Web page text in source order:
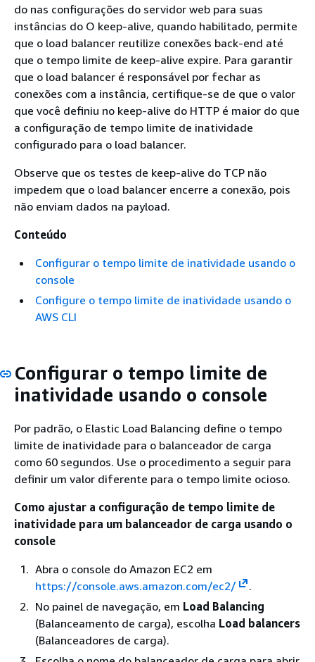
do nas configurações do servidor web para suas
instâncias do O keep-alive, quando habilitado, permite
que o load balancer reutilize conexões back-end até
que o tempo limite de keep-alive expire. Para garantir
que o load balancer é responsável por fechar as
conexões com a instância, certifique-se de que o valor
que você definiu no keep-alive do HTTP é maior do que
a configuração de tempo limite de inatividade
configurado para o load balancer.
Observe que os testes de keep-alive do TCP não
impedem que o load balancer encerre a conexão, pois
não enviam dados na payload.
Conteúdo
Configurar o tempo limite de inatividade usando o
console
Configure o tempo limite de inatividade usando o
AWS CLI
Configurar o tempo limite de
inatividade usando o console
Por padrão, o Elastic Load Balancing define o tempo
limite de inatividade para o balanceador de carga
como 60 segundos. Use o procedimento a seguir para
definir um valor diferente para o tempo limite ocioso.
Como ajustar a configuração de tempo limite de
inatividade para um balanceador de carga usando o
console
Abra o console do Amazon EC2 em
https://console.aws.amazon.com/ec2/
.
No painel de navegação, em Load Balancing
(Balanceamento de carga), escolha Load balancers
(Balanceadores de carga).